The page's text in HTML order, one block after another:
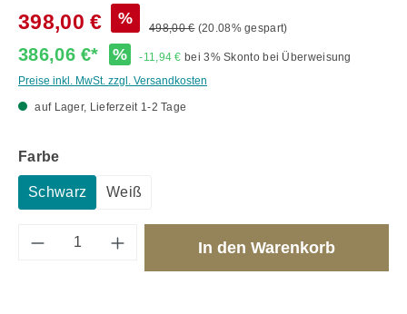
398,00 € %
498,00 € (20.08% gespart)
386,06 €* % -11,94 € bei 3% Skonto bei Überweisung
Preise inkl. MwSt. zzgl. Versandkosten
auf Lager, Lieferzeit 1-2 Tage
Farbeauswählen
Schwarz Weiß
Produkt Anzahl: Gib den gewünschten
In den Warenkorb